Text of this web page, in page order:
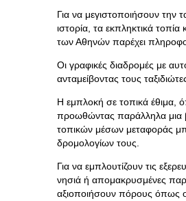
Για να μεγιστοποιήσουν την
ιστορία, τα εκπληκτικά
των Αθηνών παρέχει
Οι γραφικές διαδρομές με
ανταμείβοντας τους
Η εμπλοκή σε τοπικά έθιμα,
προωθώντας παράλληλα μια
τοπικών μέσων μεταφοράς
δρομολογίων τους.
Για να εμπλουτίζουν τις
νησιά ή απομακρυσμένες
αξιοποιήσουν πόρους όπως